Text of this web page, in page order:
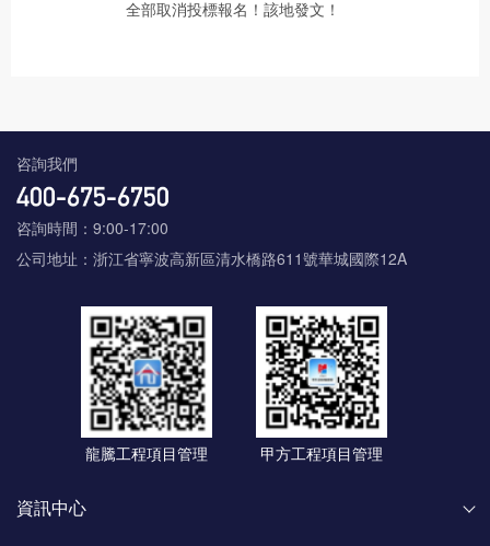
全部取消投標報名！該地發文！
咨詢我們
咨詢時間：9:00-17:00
公司地址：浙江省寧波高新區清水橋路611號華城國際12A
龍騰工程項目管理 甲方工程項目管理
資訊中心